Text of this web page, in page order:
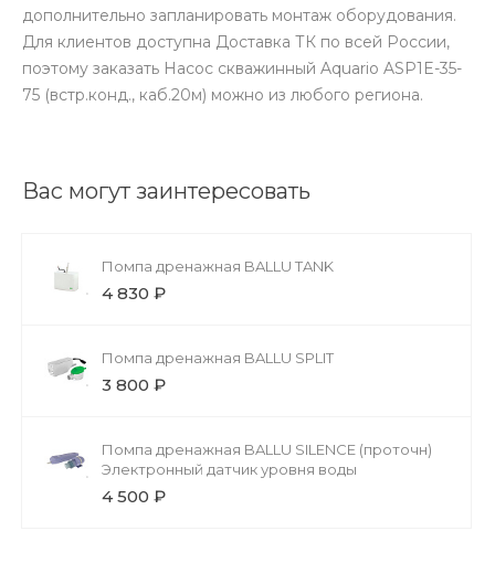
дополнительно запланировать монтаж оборудования.
Для клиентов доступна Доставка ТК по всей России,
поэтому заказать Насос скважинный Aquario ASP1E-35-
75 (встр.конд., каб.20м) можно из любого региона.
Вас могут заинтересовать
Помпа дренажная BALLU TANK
4 830 ₽
Помпа дренажная BALLU SPLIT
3 800 ₽
Помпа дренажная BALLU SILENCE (проточн)
Электронный датчик уровня воды
4 500 ₽